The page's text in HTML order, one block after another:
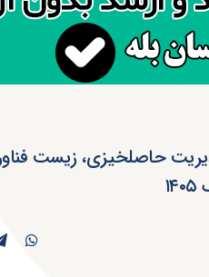
حاصلخیزی، زیست